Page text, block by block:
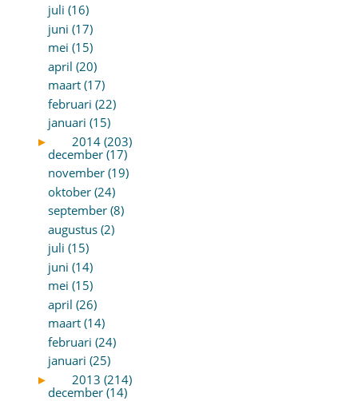
juli (16)
juni (17)
mei (15)
april (20)
maart (17)
februari (22)
januari (15)
►
2014 (203)
december (17)
november (19)
oktober (24)
september (8)
augustus (2)
juli (15)
juni (14)
mei (15)
april (26)
maart (14)
februari (24)
januari (25)
►
2013 (214)
december (14)